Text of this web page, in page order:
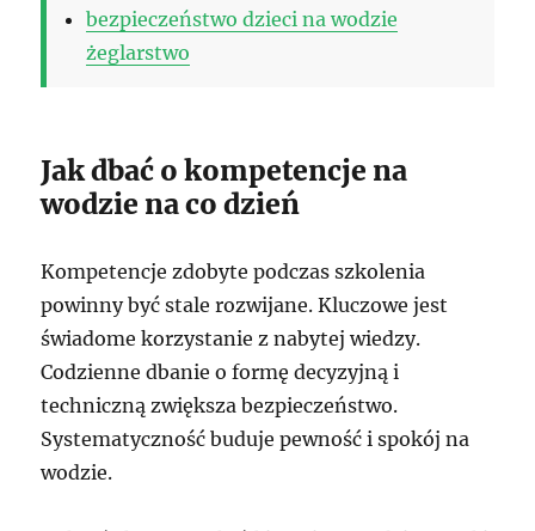
bezpieczeństwo dzieci na wodzie
żeglarstwo
Jak dbać o kompetencje na
wodzie na co dzień
Kompetencje zdobyte podczas szkolenia
powinny być stale rozwijane. Kluczowe jest
świadome korzystanie z nabytej wiedzy.
Codzienne dbanie o formę decyzyjną i
techniczną zwiększa bezpieczeństwo.
Systematyczność buduje pewność i spokój na
wodzie.